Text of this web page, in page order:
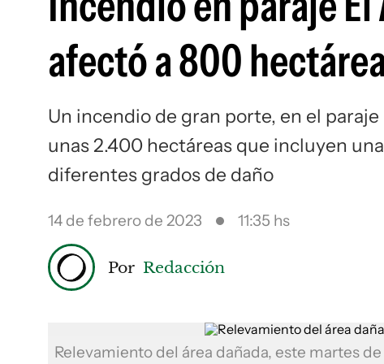
afectó a 800
Un incendio de gran porte, en el
unas 2.400 hectáreas que incluyen
diferentes grados de daño
14 de febrero de 2023 11:35 hs
Por Redacción
Relevamiento del área dañada, este martes de